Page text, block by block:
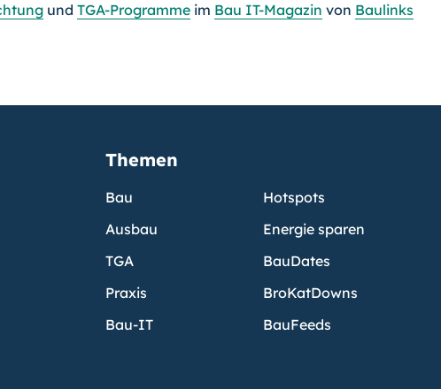
und TGA-Programme im Bau IT-Magazin von Baulinks
Themen
Bau
Ausbau
TGA
Praxis
Bau-IT
Hotspots
Energie sparen
BauDates
BroKatDowns
BauFeeds